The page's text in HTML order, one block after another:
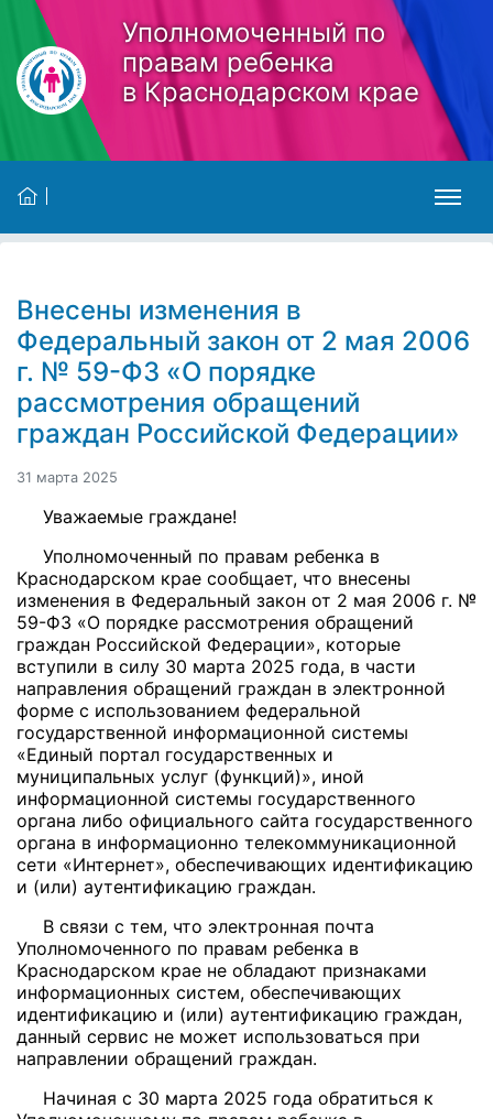
Skip to main content
Уполномоченный по
правам ребенка
в Краснодарском крае
Внесены изменения в
Федеральный закон от 2 мая 2006
г. № 59-ФЗ «О порядке
рассмотрения обращений
граждан Российской Федерации»
31 марта 2025
Уважаемые граждане!
Уполномоченный по правам ребенка в
Краснодарском крае сообщает, что внесены
изменения в Федеральный закон от 2 мая 2006 г. №
59-ФЗ «О порядке рассмотрения обращений
граждан Российской Федерации», которые
вступили в силу 30 марта 2025 года, в части
направления обращений граждан в электронной
форме с использованием федеральной
государственной информационной системы
«Единый портал государственных и
муниципальных услуг (функций)», иной
информационной системы государственного
органа либо официального сайта государственного
органа в информационно телекоммуникационной
сети «Интернет», обеспечивающих идентификацию
и (или) аутентификацию граждан.
В связи с тем, что электронная почта
Уполномоченного по правам ребенка в
Краснодарском крае не обладают признаками
информационных систем, обеспечивающих
идентификацию и (или) аутентификацию граждан,
данный сервис не может использоваться при
направлении обращений граждан.
Начиная с 30 марта 2025 года обратиться к